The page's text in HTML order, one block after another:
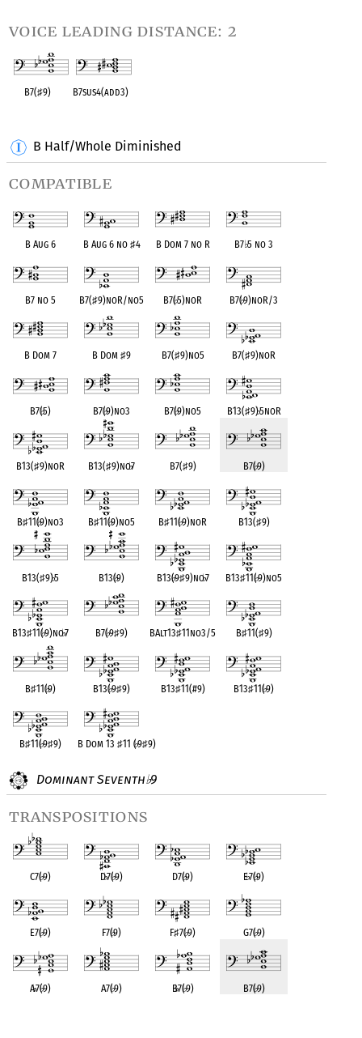
B Half/Whole Diminished
compatible
B Aug 6 B Aug 6 no ♯4 B Dom 7 no R B7♭5 no 3
B7 no 5 B7(♯9)noR/no5 B7(♭5)noR B7(♭9)noR/3
B Dom 7 B Dom♯9 B7(♯9)no5 B7(♯9)noR
B7(♭5) B7(♭9)no3 B7(♭9)no5 B13(♯9)♭5noR
B13(♯9)noR B13(♯9)no♭7 B7(♯9) B7(♭9)
B♯11(♭9)no3 B♯11(♭9)no5 B♯11(♭9)noR B13(♯9)
B13(♯9)♭5 B13(♭9) B13(♭9♯9)no♭7 B13♯11(♭9)no5
B13♯11(♭9)no♭7 B7(♭9♯9) BAlt13♯11no3/5 B♯11(♯9)
B♯11(♭9) B13(♭9♯9) B13♯11(#9) B13♯11(♭9)
B♯11(♭9♯9) B Dom 13♯11 (♭9♯9)
Dominant Seventh♭9
transpositions
C7(♭9) D♭7(♭9) D7(♭9) E♭7(♭9)
E7(♭9) F7(♭9) F♯7(♭9) G7(♭9)
A♭7(♭9) A7(♭9) B♭7(♭9) B7(♭9)
voice leading distance: 2
B7(♯9) B7sus4(add3)